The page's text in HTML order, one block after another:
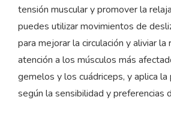
tensión muscular y promover la
puedes utilizar movimientos de
para mejorar la circulación y aliviar la
atención a los músculos más
gemelos y los cuádriceps, y aplica la
según la sensibilidad y preferencias